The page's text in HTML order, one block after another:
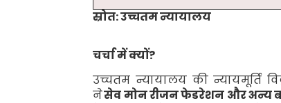
स्रोत: उच्चतम न्यायालय
चर्चा में क्यों?
उच्चतम न्यायालय की न्यायमूर्ति
नेसेव मोन रीजन फेडरेशन और अन्य